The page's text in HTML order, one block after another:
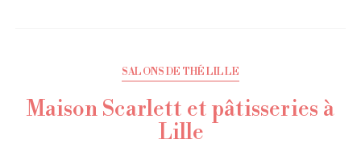
SALONS DE THÉ LILLE
Maison Scarlett et pâtisseries à
Lille